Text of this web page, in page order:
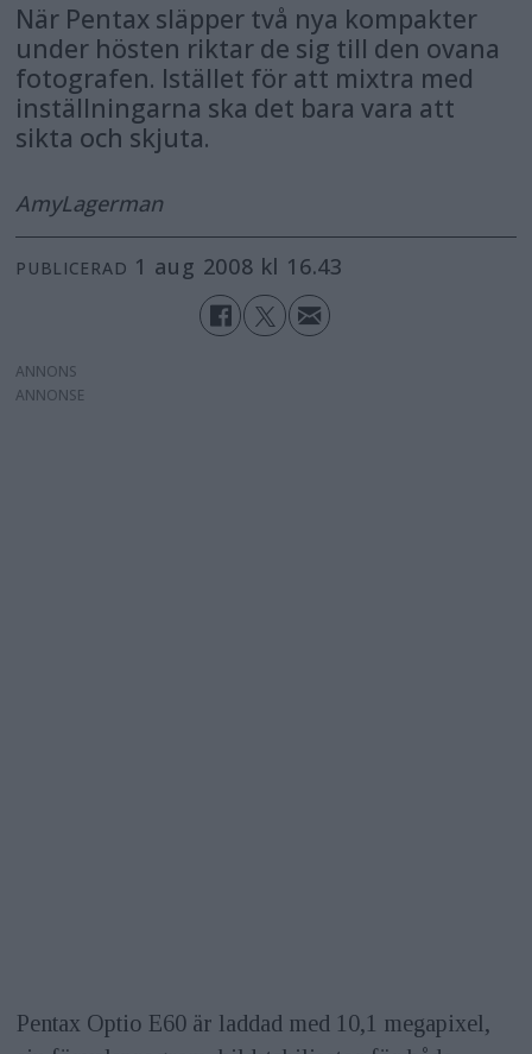
När Pentax släpper två nya kompakter
under hösten riktar de sig till den ovana
fotografen. Istället för att mixtra med
inställningarna ska det bara vara att
sikta och skjuta.
AmyLagerman
PUBLICERAD 1 aug 2008 kl 16.43
ANNONS
Pentax Optio E60 är laddad med 10,1 megapixel,